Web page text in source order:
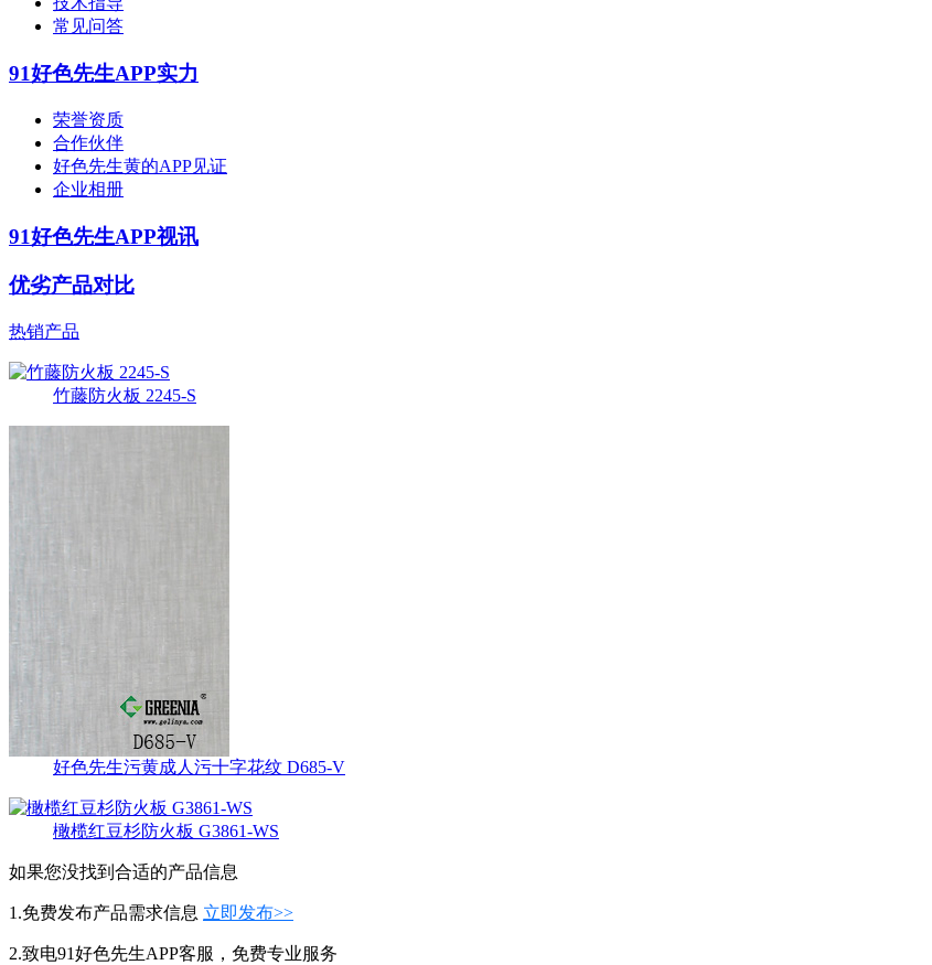
常见问答
91好色先生APP实力
荣誉资质
合作伙伴
好色先生黄的APP见证
企业相册
91好色先生APP视讯
优劣产品对比
热销产品
竹藤防火板 2245-S
好色先生污黄成人污十字花纹 D685-V
橄榄红豆杉防火板 G3861-WS
如果您没找到合适的产品信息
1.免费发布产品需求信息 立即发布>>
2.致电91好色先生APP客服，免费专业服务